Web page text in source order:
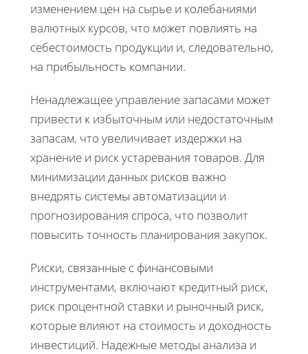
изменением цен на сырье и колебаниями
валютных курсов, что может повлиять на
себестоимость продукции и, следовательно,
на прибыльность компании.
Ненадлежащее управление запасами может
привести к избыточным или недостаточным
запасам, что увеличивает издержки на
хранение и риск устаревания товаров. Для
минимизации данных рисков важно
внедрять системы автоматизации и
прогнозирования спроса, что позволит
повысить точность планирования закупок.
Риски, связанные с финансовыми
инструментами, включают кредитный риск,
риск процентной ставки и рыночный риск,
которые влияют на стоимость и доходность
инвестиций. Надежные методы анализа и